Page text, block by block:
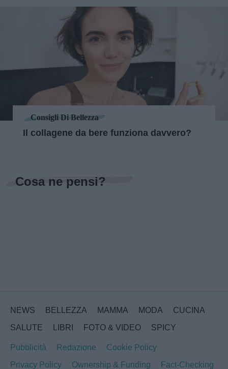
Consigli Di Bellezza
Il collagene da bere funziona davvero?
Cosa ne pensi?
NEWS BELLEZZA MAMMA MODA
CUCINA
SALUTE
LIBRI FOTO & VIDEO SPICY
Pubblicità Redazione
Cookie Policy
Privacy Policy
Ownership & Funding Fact-Checking